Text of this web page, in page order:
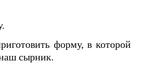
форму, в которой
наш сырник.